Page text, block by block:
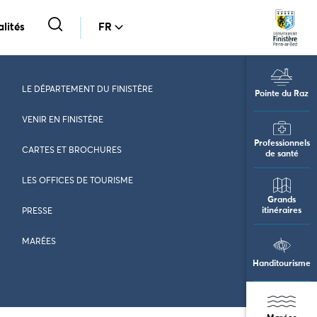
FR
Pointe du Raz
Professionnels
de santé
Grands
itinéraires
Handitourisme
LE DÉPARTEMENT DU FINISTÈRE
VENIR EN FINISTÈRE
CARTES ET BROCHURES
LES OFFICES DE TOURISME
PRESSE
MARÉES